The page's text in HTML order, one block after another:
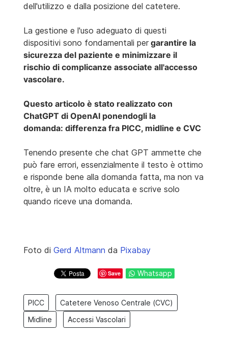
dell'utilizzo e dalla posizione del catetere.
La gestione e l'uso adeguato di questi
dispositivi sono fondamentali per garantire la
sicurezza del paziente e minimizzare il
rischio di complicanze associate all'accesso
vascolare.
Questo articolo è stato realizzato con
ChatGPT di OpenAI ponendogli la
domanda: differenza fra PICC, midline e CVC
Tenendo presente che chat GPT ammette che
può fare errori, essenzialmente il testo è ottimo
e risponde bene alla domanda fatta, ma non va
oltre, è un IA molto educata e scrive solo
quando riceve una domanda.
Foto di Gerd Altmann da Pixabay
Save Whatsapp
PICC
Catetere Venoso Centrale (CVC)
Midline
Accessi Vascolari